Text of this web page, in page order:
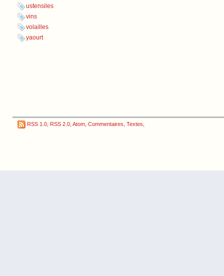
ustensiles
vins
volailles
yaourt
RSS 1.0 RSS 2.0 Atom Commentaires Textes